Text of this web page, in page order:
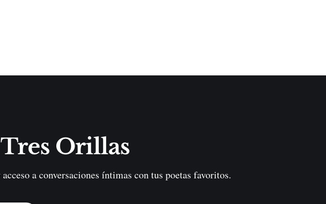
Orillas
a conversaciones íntimas con tus poetas favoritos.